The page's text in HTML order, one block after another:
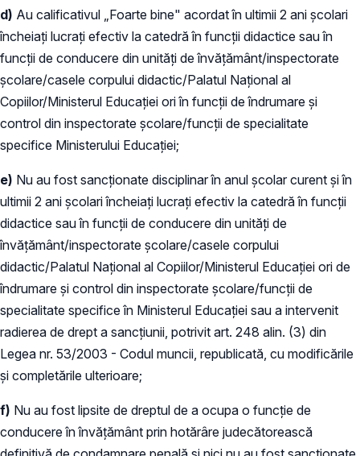
d) Au calificativul „Foarte bine" acordat în ultimii 2 ani şcolari
încheiaţi lucraţi efectiv la catedră în funcţii didactice sau în
funcţii de conducere din unităţi de învăţământ/inspectorate
şcolare/casele corpului didactic/Palatul Naţional al
Copiilor/Ministerul Educaţiei ori în funcţii de îndrumare şi
control din inspectorate şcolare/funcţii de specialitate
specifice Ministerului Educaţiei;
e) Nu au fost sancționate disciplinar în anul școlar curent și în
ultimii 2 ani școlari încheiați lucrați efectiv la catedră în funcții
didactice sau în funcții de conducere din unități de
învățământ/inspectorate școlare/casele corpului
didactic/Palatul Național al Copiilor/Ministerul Educației ori de
îndrumare și control din inspectorate școlare/funcții de
specialitate specifice în Ministerul Educației sau a intervenit
radierea de drept a sancțiunii, potrivit art. 248 alin. (3) din
Legea nr. 53/2003 - Codul muncii, republicată, cu modificările
și completările ulterioare;
f) Nu au fost lipsite de dreptul de a ocupa o funcţie de
conducere în învăţământ prin hotărâre judecătorească